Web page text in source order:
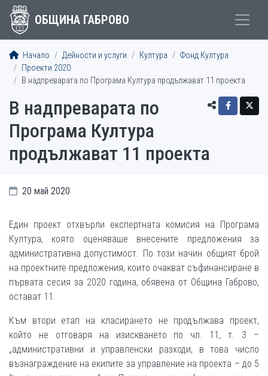
ОБЩИНА ГАБРОВО
Начало Дейности и услуги Култура
Фонд Култура
Проекти 2020
В надпреварата по Програма Култура продължават 11 проекта
В надпреварата по
Програма Култура
продължават 11 проекта
20 май 2020
Един проект отхвърли експертната комисия на Програма
Култура, която оценяваше внесените предложения за
административна допустимост. По този начин общият брой
на проектните предложения, които очакват съфинансиране в
първата сесия за 2020 година, обявена от Община Габрово,
остават 11.
Към втори етап на класирането не продължава проект,
който не отговаря на изискването по чл. 11, т. 3 –
„административни и управленски разходи, в това число
възнаграждение на екипите за управление на проекта – до 5